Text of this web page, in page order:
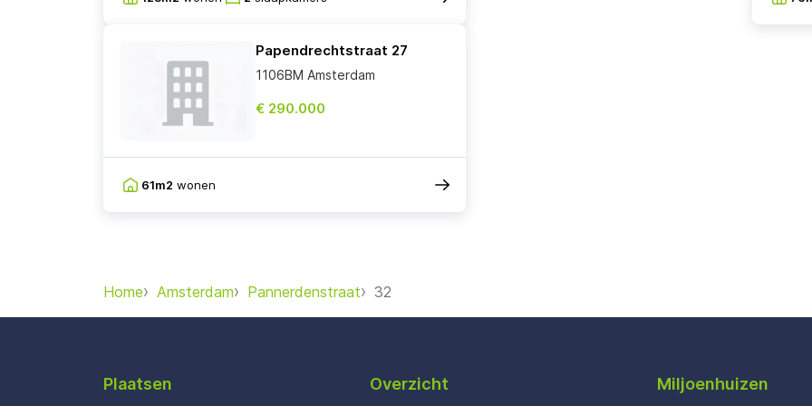
Papendrechtstraat 27
1106BM Amsterdam
€ 290.000
61m2 wonen
Home Amsterdam Pannerdenstraat 32
Plaatsen Overzicht Miljoenhuizen